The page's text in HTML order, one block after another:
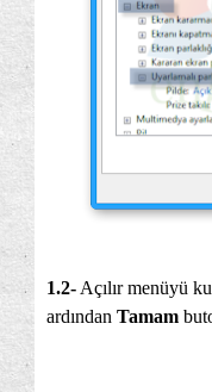
1.2- Açılır menüyü
ardından Tamam